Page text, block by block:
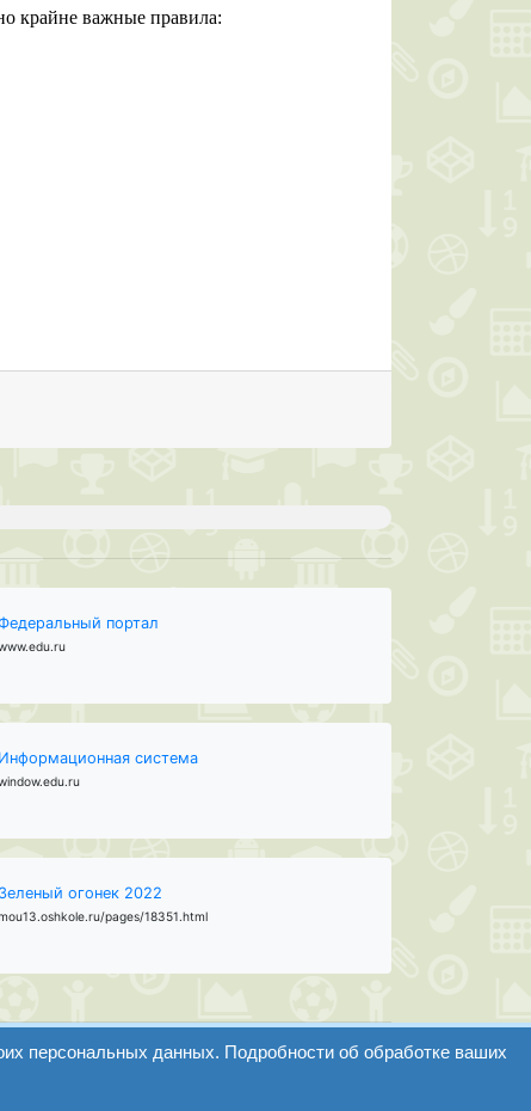
крайне важные правила:
портал
Информационная система
Зеленый огонек 2022
pages/18351.html
персональных данных. Подробности об обработке ваших